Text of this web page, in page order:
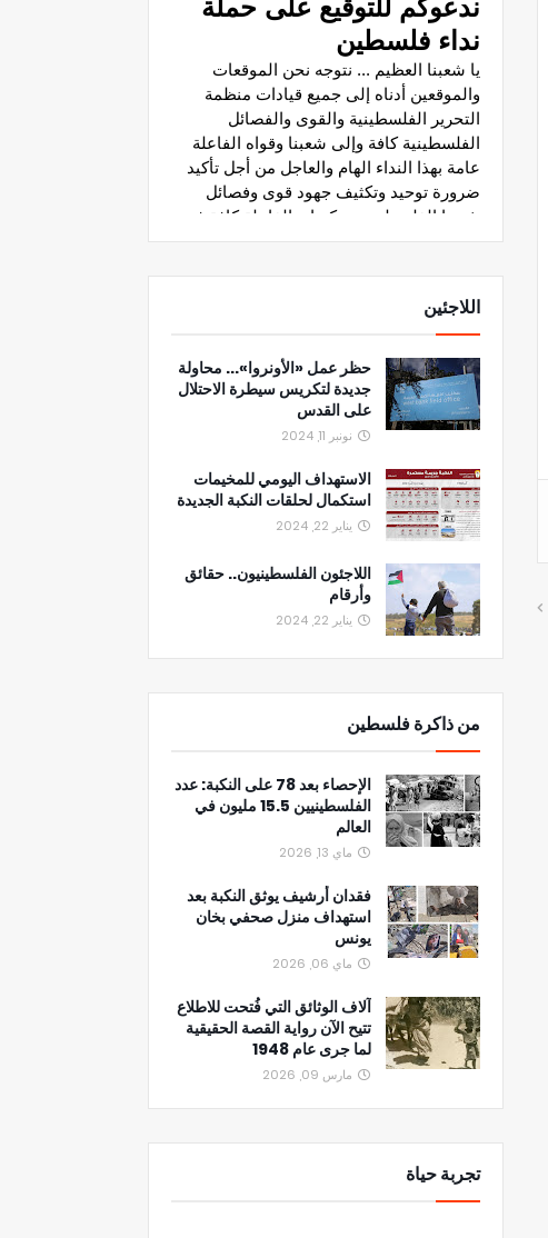
اللاجئين
حظر عمل «الأونروا»... محاولة
جديدة لتكريس سيطرة الاحتلال
على القدس
نونبر 11, 2024
الاستهداف اليومي للمخيمات
استكمال لحلقات النكبة الجديدة
يناير 22, 2024
اللاجئون الفلسطينيون.. حقائق
وأرقام
يناير 22, 2024
من ذاكرة فلسطين
الإحصاء بعد 78 على النكبة: عدد
الفلسطينيين 15.5 مليون في
العالم
ماي 13, 2026
فقدان أرشيف يوثق النكبة بعد
استهداف منزل صحفي بخان
يونس
ماي 06, 2026
آلاف الوثائق التي فُتحت للاطلاع
تتيح الآن رواية القصة الحقيقية
لما جرى عام 1948
مارس 09, 2026
تجربة حياة